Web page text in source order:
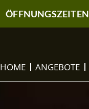
ÖFFNUNGSZEITEN
HOME ANGEBOTE